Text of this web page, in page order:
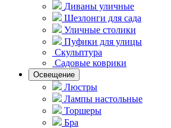
Диваны уличные
Шезлонги для сада
Уличные столики
Пуфики для улицы
Скульптура
Садовые коврики
Освещение
Люстры
Лампы настольные
Торшеры
Бра